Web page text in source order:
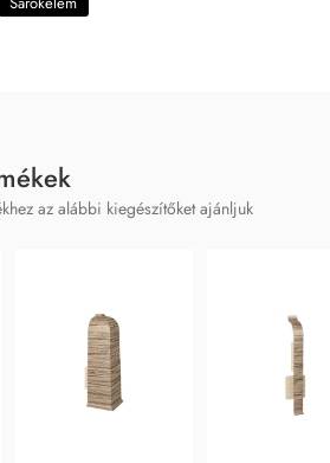
az alábbi kiegészítőket ajánljuk